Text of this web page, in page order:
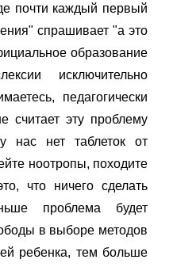
почти каждый первый
спрашивает "а это
образование
исключительно
педагогически
считает эту проблему
нас нет таблеток от
ноотропы, походите
что ничего сделать
проблема будет
в выборе методов
ребенка, тем больше